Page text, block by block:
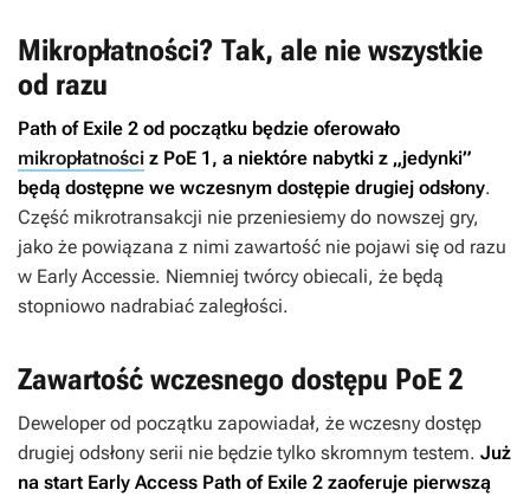
Mikropłatności? Tak, ale nie wszystkie
od razu
Path of Exile 2 od początku będzie oferowało
mikropłatności z PoE 1 , a niektóre nabytki z „jedynki”
będą dostępne we wczesnym dostępie drugiej odsłony.
Część mikrotransakcji nie przeniesiemy do nowszej gry,
jako że powiązana z nimi zawartość nie pojawi się od razu
w Early Accessie. Niemniej twórcy obiecali, że będą
stopniowo nadrabiać zaległości.
Zawartość wczesnego dostępu PoE 2
Deweloper od początku zapowiadał, że wczesny dostęp
drugiej odsłony serii nie będzie tylko skromnym testem. Już
na start Early Access Path of Exile 2 zaoferuje pierwszą